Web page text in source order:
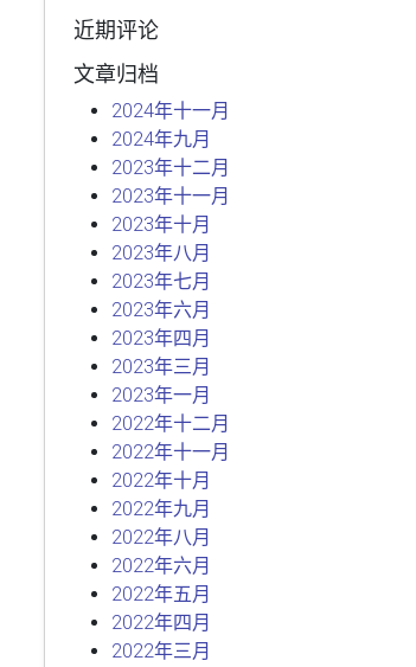
近期评论
文章归档
2024年十一月
2024年九月
2023年十二月
2023年十一月
2023年十月
2023年八月
2023年七月
2023年六月
2023年四月
2023年三月
2023年一月
2022年十二月
2022年十一月
2022年十月
2022年九月
2022年八月
2022年六月
2022年五月
2022年四月
2022年三月